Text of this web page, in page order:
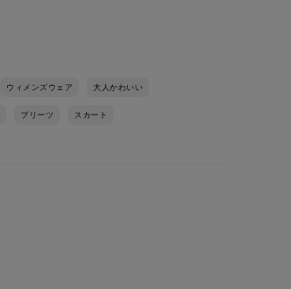
ウィメンズウェア 大人かわいい
プリーツ スカート